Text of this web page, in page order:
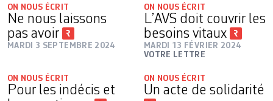
ON NOUS ÉCRIT
Ne nous laissons
pas avoir
MARDI 3 SEPTEMBRE 2024
ON NOUS ÉCRIT
L’AVS doit couvrir les
besoins vitaux
MARDI 13 FÉVRIER 2024
VOTRE LETTRE
ON NOUS ÉCRIT
Pour les indécis et
ON NOUS ÉCRIT
Un acte de solidarité